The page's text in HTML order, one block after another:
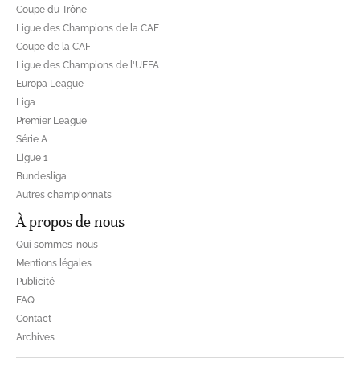
Coupe du Trône
Ligue des Champions de la CAF
Coupe de la CAF
Ligue des Champions de l'UEFA
Europa League
Liga
Premier League
Série A
Ligue 1
Bundesliga
Autres championnats
À propos de nous
Qui sommes-nous
Mentions légales
Publicité
FAQ
Contact
Archives